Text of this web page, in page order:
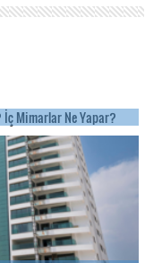
fark nedir? İç